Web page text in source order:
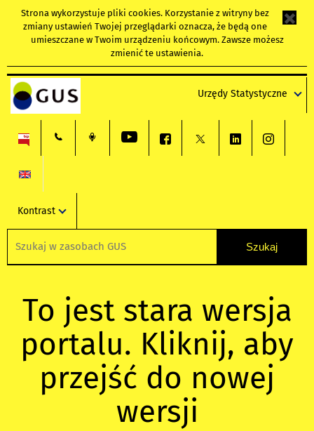
Strona wykorzystuje pliki cookies. Korzystanie z witryny bez
zmiany ustawień Twojej przeglądarki oznacza, że będą one
umieszczane w Twoim urządzeniu końcowym. Zawsze możesz
zmienić te ustawienia.
Urzędy Statystyczne
Kontrast
To jest stara wersja
portalu. Kliknij, aby
przejść do nowej
wersji